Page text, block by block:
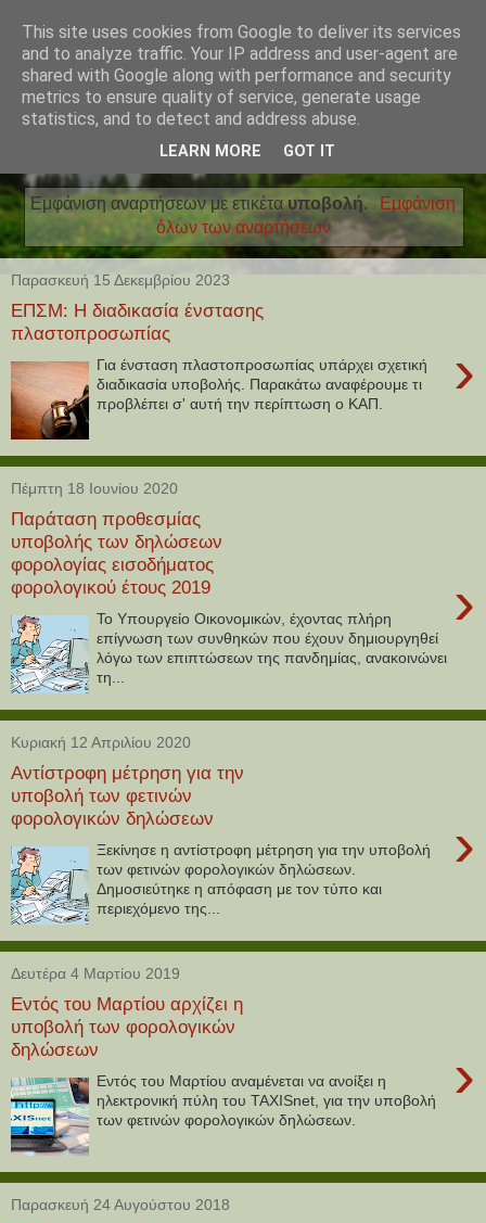
Εμφάνιση αναρτήσεων με ετικέταυποβολή.
Εμφάνιση
όλων των αναρτήσεων
Παρασκευή 15 Δεκεμβρίου 2023
ΕΠΣΜ: Η διαδικασία ένστασης
πλαστοπροσωπίας
›
Για ένσταση πλαστοπροσωπίας υπάρχει σχετική
διαδικασία υποβολής. Παρακάτω αναφέρουμε τι
προβλέπει σ' αυτή την περίπτωση ο ΚΑΠ.
Πέμπτη 18 Ιουνίου 2020
Παράταση προθεσμίας
υποβολής των δηλώσεων
φορολογίας εισοδήματος
φορολογικού έτους 2019
›
Το Υπουργείο Οικονομικών, έχοντας πλήρη
επίγνωση των συνθηκών που έχουν δημιουργηθεί
λόγω των επιπτώσεων της πανδημίας, ανακοινώνει
τη...
Κυριακή 12 Απριλίου 2020
Αντίστροφη μέτρηση για την
υποβολή των φετινών
φορολογικών δηλώσεων
›
Ξεκίνησε η αντίστροφη μέτρηση για την υποβολή
των φετινών φορολογικών δηλώσεων.
Δημοσιεύτηκε η απόφαση με τον τύπο και
περιεχόμενο της...
Δευτέρα 4 Μαρτίου 2019
Εντός του Μαρτίου αρχίζει η
υποβολή των φορολογικών
δηλώσεων
›
Εντός του Μαρτίου αναμένεται να ανοίξει η
ηλεκτρονική πύλη του TAXISnet, για την υποβολή
των φετινών φορολογικών δηλώσεων.
Παρασκευή 24 Αυγούστου 2018
This site uses cookies from Google to deliver its services
and to analyze traffic. Your IP address and user-agent are
shared with Google along with performance and security
metrics to ensure quality of service, generate usage
statistics, and to detect and address abuse.
LEARN MORE GOT IT